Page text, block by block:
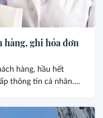
hàng, ghi hóa đơn
hàng, hầu hết
thông tin cá nhân....